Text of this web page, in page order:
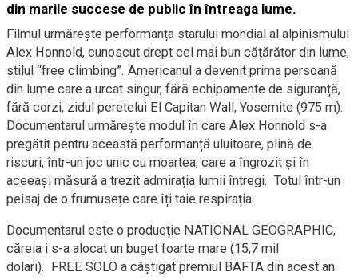
din marile succese de public în întreaga lume.
Filmul urmărește performanța starului mondial al alpinismului
Alex Honnold, cunoscut drept cel mai bun cățărător din lume,
stilul “free climbing”. Americanul a devenit prima persoană
din lume care a urcat singur, fără echipamente de siguranță,
fără corzi, zidul peretelui El Capitan Wall, Yosemite (975 m).
Documentarul urmărește modul în care Alex Honnold s-a
pregătit pentru această performanță uluitoare, plină de
riscuri, într-un joc unic cu moartea, care a îngrozit și în
aceeași măsură a trezit admirația lumii întregi. Totul într-un
peisaj de o frumusețe care îți taie respirația.
Documentarul este o producție NATIONAL GEOGRAPHIC,
căreia i s-a alocat un buget foarte mare (15,7 mil
dolari). FREE SOLO a câștigat premiul BAFTA din acest an.